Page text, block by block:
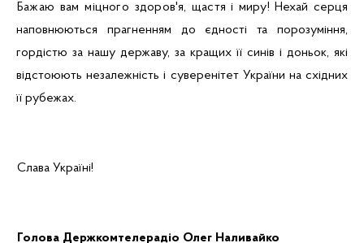
Бажаю вам міцного здоров'я, щастя і миру! Нехай серця
наповнюються прагненням до єдності та порозуміння,
гордістю за нашу державу, за кращих її синів і доньок, які
відстоюють незалежність і суверенітет України на східних
її рубежах.
Слава Україні!
Голова Держкомтелерадіо Олег Наливайко